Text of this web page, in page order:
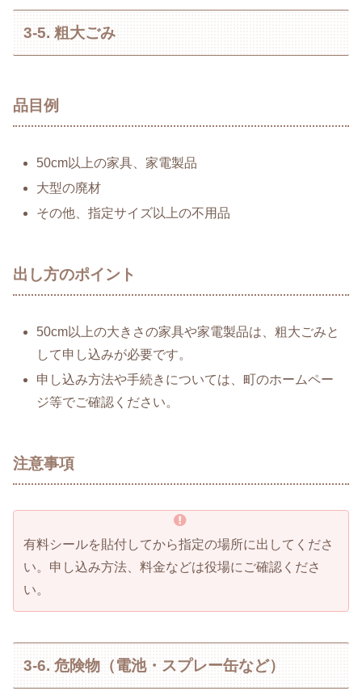
3-5. 粗大ごみ
品目例
50cm以上の家具、家電製品
大型の廃材
その他、指定サイズ以上の不用品
出し方のポイント
50cm以上の大きさの家具や家電製品は、粗大ごみと
して申し込みが必要です。
申し込み方法や手続きについては、町のホームペー
ジ等でご確認ください。
注意事項
有料シールを貼付してから指定の場所に出してくださ
い。申し込み方法、料金などは役場にご確認くださ
い。
3-6. 危険物（電池・スプレー缶など）